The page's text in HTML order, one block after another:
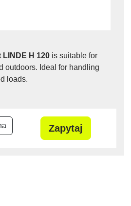
H 120 is suitable for
outdoors. Ideal for handling
loads.
Zapytaj